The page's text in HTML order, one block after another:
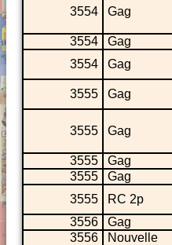
3554 Gag
3554 Gag
3554
Gag
3555 Gag
3555 Gag
3555 Gag
3555
Gag
3555
RC 2p
3556
Gag
3556
Nouvelle